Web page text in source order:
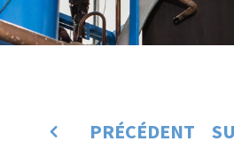
PRÉCÉDENT